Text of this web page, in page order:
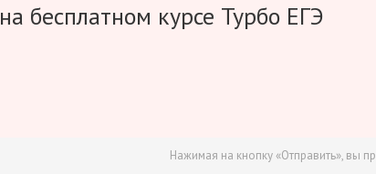
на бесплатном курсе Турбо ЕГЭ
Нажимая на кнопку «Отправить», вы